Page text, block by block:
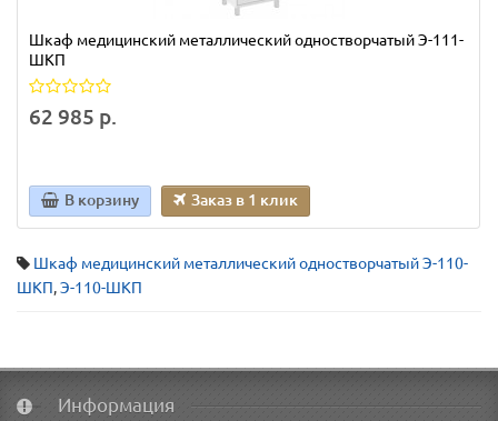
Шкаф медицинский металлический одностворчатый Э-111-
ШКП
62 985 р.
В корзину Заказ в 1 клик
Шкаф медицинский металлический одностворчатый Э-110-
ШКП,Э-110-ШКП
Информация